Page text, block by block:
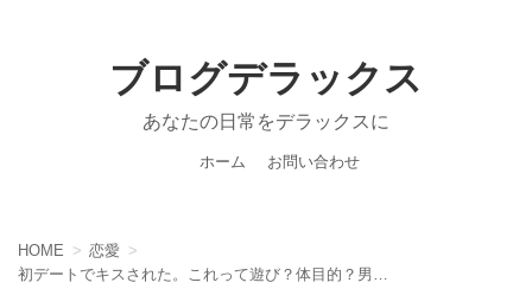
ブログデラックス
あなたの日常をデラックスに
ホーム お問い合わせ
HOME
恋愛